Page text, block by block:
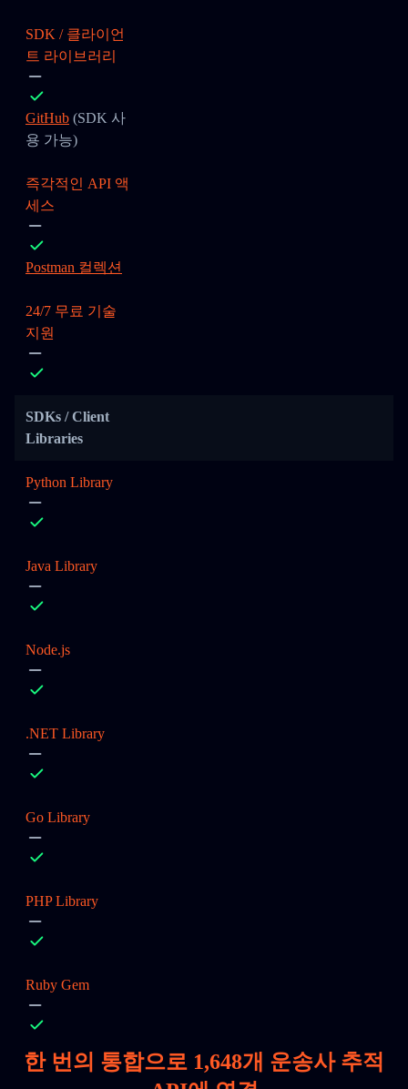
SDK / 클라이언
트 라이브러리
GitHub (SDK 사
용 가능)
즉각적인 API 액
세스
Postman 컬렉션
24/7 무료 기술
지원
SDKs / Client
Libraries
Python Library
Java Library
Node.js
.NET Library
Go Library
PHP Library
Ruby Gem
한 번의 통합으로 1,648개 운송사 추적